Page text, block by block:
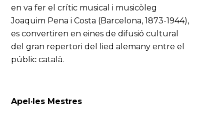
en va fer el crític musical i musicòleg
Joaquim Pena i Costa (Barcelona, 1873-1944),
es convertiren en eines de difusió cultural
del gran repertori del lied alemany entre el
públic català.
Apel·les Mestres